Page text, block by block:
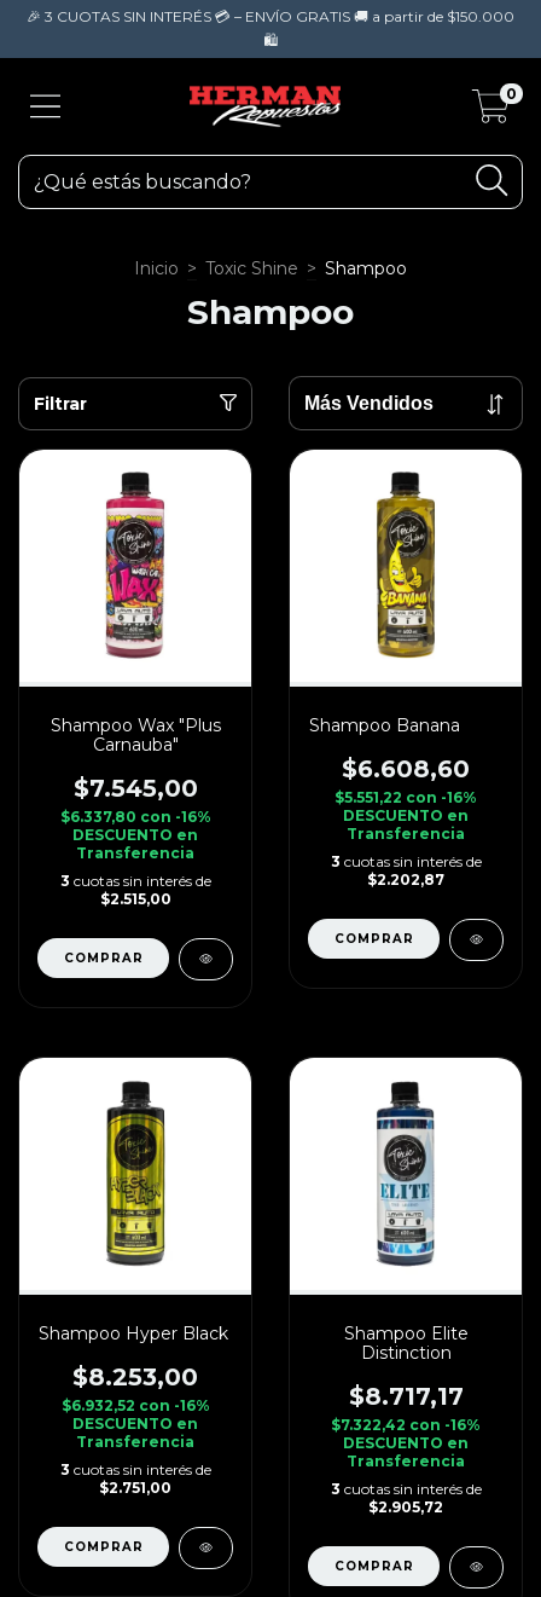
🎉 3 CUOTAS SIN INTERÉS 💳 – ENVÍO GRATIS 🚚 a partir de $150.000
🛍️
0
Inicio > Toxic Shine > Shampoo
Shampoo
Filtrar
Shampoo Wax "Plus
Carnauba"
$7.545,00
$6.337,80 con -16%
DESCUENTO en
Transferencia
3 cuotas sin interés de
$2.515,00
Shampoo Banana
$6.608,60
$5.551,22 con -16%
DESCUENTO en
Transferencia
3 cuotas sin interés de
$2.202,87
Shampoo Hyper Black
$8.253,00
$6.932,52 con -16%
DESCUENTO en
Transferencia
3 cuotas sin interés de
$2.751,00
Shampoo Elite
Distinction
$8.717,17
$7.322,42 con -16%
DESCUENTO en
Transferencia
3 cuotas sin interés de
$2.905,72